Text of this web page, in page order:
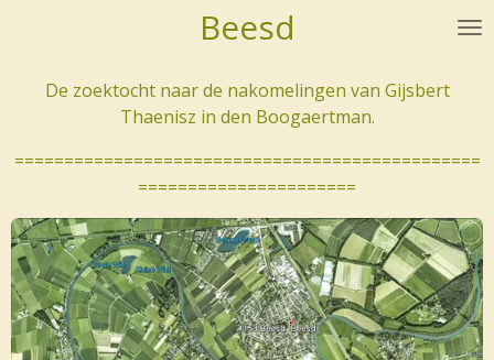
Beesd
De zoektocht naar de nakomelingen van Gijsbert
Thaenisz in den Boogaertman.
===============================================
======================